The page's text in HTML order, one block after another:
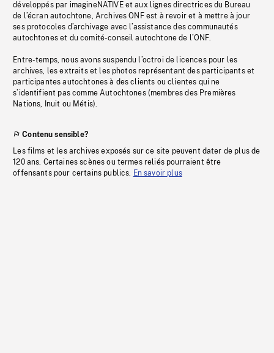
développés par imagineNATIVE et aux lignes directrices du Bureau
de l’écran autochtone, Archives ONF est à revoir et à mettre à jour
ses protocoles d’archivage avec l’assistance des communautés
autochtones et du comité-conseil autochtone de l’ONF.
Entre-temps, nous avons suspendu l’octroi de licences pour les
archives, les extraits et les photos représentant des participants et
participantes autochtones à des clients ou clientes qui ne
s’identifient pas comme Autochtones (membres des Premières
Nations, Inuit ou Métis).
Contenu sensible?
Les films et les archives exposés sur ce site peuvent dater de plus de
120 ans. Certaines scènes ou termes reliés pourraient être
offensants pour certains publics. En savoir plus